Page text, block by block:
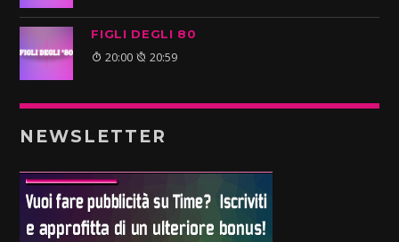
FIGLI DEGLI 80
20:00 20:59
NEWSLETTER